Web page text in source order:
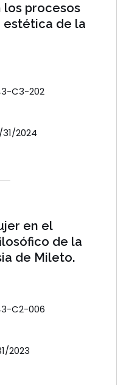
los procesos
estética de la
C3-202
2024
en el
de la
de Mileto.
C2-006
2023